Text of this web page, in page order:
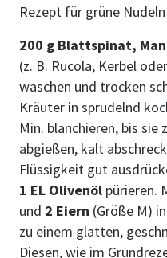
Rezept für grüne Nudeln
200 g Blattspinat,
(z. B. Rucola, Kerbel
waschen und trocken
Kräuter in sprudelnd
Min. blanchieren, bis sie
abgießen, kalt
Flüssigkeit gut
1 EL Olivenöl pürieren.
und 2 Eiern (Größe M)
zu einem glatten,
Diesen, wie im